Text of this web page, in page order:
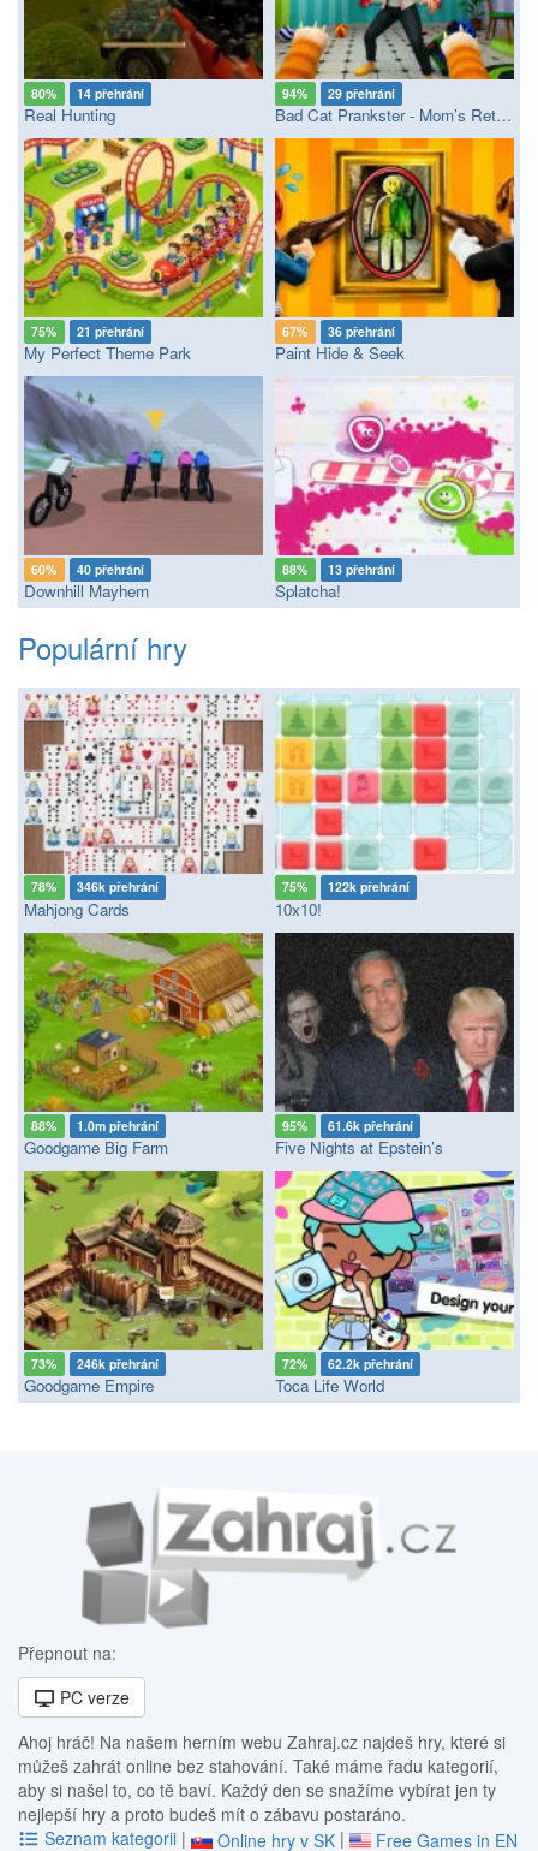
80% 14 přehrání
Real Hunting
94% 29 přehrání
Bad Cat Prankster - Mom’s Return
75% 21 přehrání
My Perfect Theme Park
67% 36 přehrání
Paint Hide & Seek
60% 40 přehrání
Downhill Mayhem
88% 13 přehrání
Splatcha!
Populární hry
78% 346k přehrání
Mahjong Cards
75% 122k přehrání
10x10!
88% 1.0m přehrání
Goodgame Big Farm
95% 61.6k přehrání
Five Nights at Epstein’s
73% 246k přehrání
Goodgame Empire
72% 62.2k přehrání
Toca Life World
Přepnout na:
PC verze
Ahoj hráč! Na našem herním webu Zahraj.cz najdeš hry, které si
můžeš zahrát online bez stahování. Také máme řadu kategorií,
aby si našel to, co tě baví. Každý den se snažíme vybírat jen ty
nejlepší hry a proto budeš mít o zábavu postaráno.
Seznam kategorii | Online hry v SK | Free Games in EN